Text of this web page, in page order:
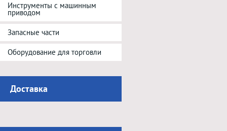
Инструменты с машинным
приводом
Запасные части
Оборудование для торговли
Доставка